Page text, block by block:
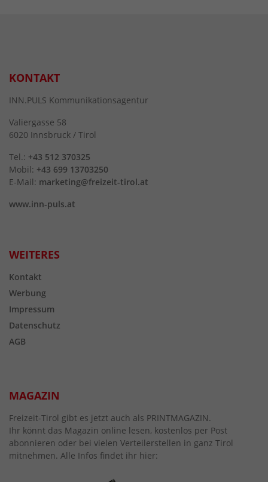
KONTAKT
INN.PULS Kommunikationsagentur
Valiergasse 58
6020 Innsbruck / Tirol
Tel.: +43 512 370325
Mobil: +43 699 13703250
E-Mail: marketing@freizeit-tirol.at
www.inn-puls.at
WEITERES
Kontakt
Werbung
Impressum
Datenschutz
AGB
MAGAZIN
Freizeit-Tirol gibt es jetzt auch als PRINTMAGAZIN.
Ihr könnt das Magazin online lesen, kostenlos per Post
abonnieren oder bei vielen Verteilerstellen in ganz Tirol
mitnehmen. Alle Infos findet ihr hier: